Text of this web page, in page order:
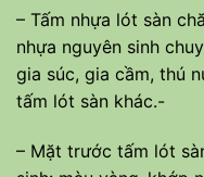
– Tấm nhựa lót sàn
nhựa nguyên sinh
gia súc, gia cầm, thú
tấm lót sàn khác.-
– Mặt trước tấm lót